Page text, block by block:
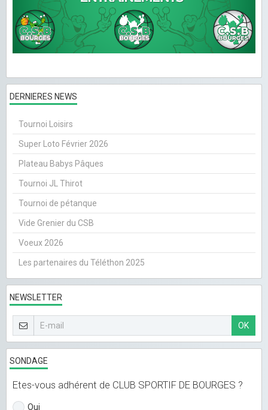
DERNIERES NEWS
Tournoi Loisirs
Super Loto Février 2026
Plateau Babys Pâques
Tournoi JL Thirot
Tournoi de pétanque
Vide Grenier du CSB
Voeux 2026
Les partenaires du Téléthon 2025
NEWSLETTER
OK
SONDAGE
Etes-vous adhérent de CLUB SPORTIF DE BOURGES ?
Oui